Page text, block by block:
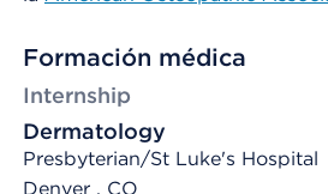
Formación médica
Internship
Dermatology
Presbyterian/St Luke's Hospital
Denver , CO